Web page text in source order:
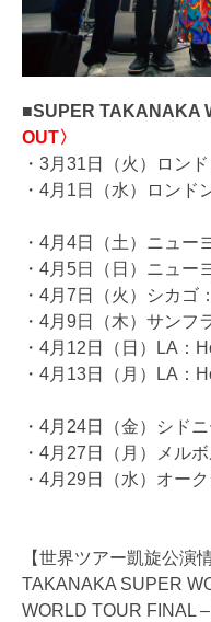
■SUPER TAKANAKA
OUT〉
・3月31日（火）ロン
・4月1日（水）ロンド
・4月4日（土）ニュー
・4月5日（日）ニュー
・4月7日（火）シカゴ
・4月9日（木）サンフ
・4月12日（日）LA：
・4月13日（月）LA：
・4月24日（金）シド
・4月27日（月）メル
・4月29日（水）オー
【世界ツアー凱旋公演
TAKANAKA SUPER
WORLD TOUR FINAL